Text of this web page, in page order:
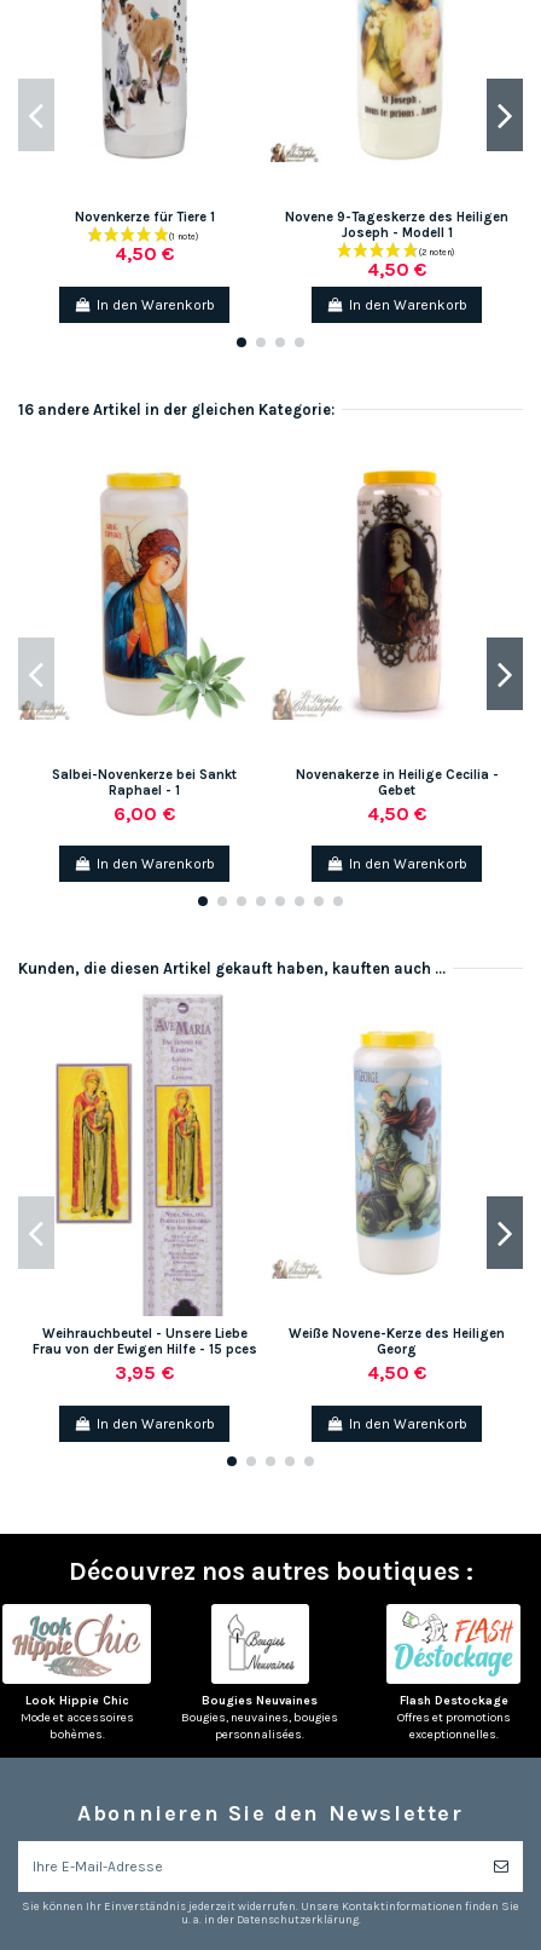
Novenkerze für Tiere 1
(1 note)
4,50 €
In den Warenkorb
Novene 9-Tageskerze des Heiligen
Joseph - Modell 1
4,50 €
In den Warenkorb
16 andere Artikel in der gleichen Kategorie:
Salbei-Novenkerze bei Sankt
Raphael - 1
6,00 €
In den Warenkorb
Novenakerze in Heilige Cecilia -
Gebet
4,50 €
In den Warenkorb
Kunden, die diesen Artikel gekauft haben, kauften auch ...
Weihrauchbeutel - Unsere Liebe
Frau von der Ewigen Hilfe - 15 pces
3,95 €
In den Warenkorb
Weiße Novene-Kerze des Heiligen
Georg
4,50 €
In den Warenkorb
Découvrez nos autres boutiques :
Look Hippie Chic
Mode et accessoires
bohèmes.
Bougies Neuvaines
Bougies, neuvaines, bougies
personnalisées.
Flash Destockage
Offres et promotions
exceptionnelles.
Abonnieren Sie den Newsletter
Sie können Ihr Einverständnis jederzeit widerrufen. Unsere Kontaktinformationen finden Sie
u. a. in der Datenschutzerklärung.